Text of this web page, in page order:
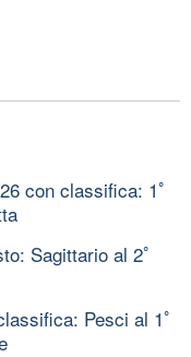
con classifica: 1ﾟ
Sagittario al 2ﾟ
Pesci al 1ﾟ